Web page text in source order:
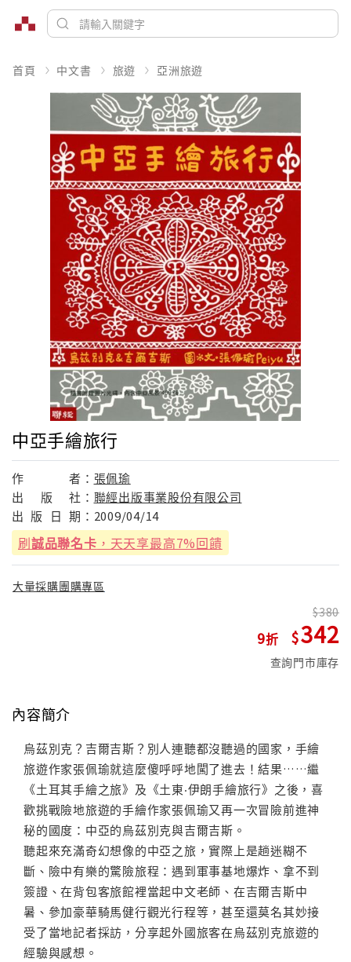
首頁 中文書 旅遊 亞洲旅遊
中亞手繪旅行
作 者： 張佩瑜
出
版 社： 聯經出版事業股份有限公司
出 版 日 期： 2009/04/14
刷誠品聯名卡 ，天天享最高7%回饋
大量採購團購專區
9
380
342
查詢門市庫存
內容簡介
烏茲別克？吉爾吉斯？別人連聽都沒聽過的國家，手繪
旅遊作家張佩瑜就這麼傻呼呼地闖了進去！結果……繼
《土耳其手繪之旅》及《土東‧伊朗手繪旅行》之後，喜
歡挑戰險地旅遊的手繪作家張佩瑜又再一次冒險前進神
秘的國度：中亞的烏茲別克與吉爾吉斯。
聽起來充滿奇幻想像的中亞之旅，實際上是趟迷糊不
斷、險中有樂的驚險旅程：遇到軍事基地爆炸、拿不到
簽證、在背包客旅館裡當起中文老師、在吉爾吉斯中
暑、參加豪華騎馬健行觀光行程等，甚至還莫名其妙接
受了當地記者採訪，分享起外國旅客在烏茲別克旅遊的
經驗與感想。